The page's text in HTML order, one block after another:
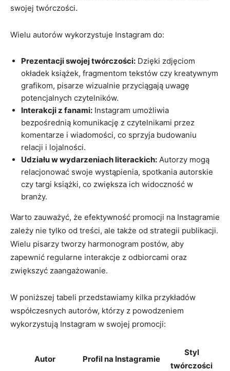
swojej twórczości.
Wielu autorów wykorzystuje Instagram do:
Prezentacji swojej twórczości: Dzięki zdjęciom
okładek książek, fragmentom tekstów czy kreatywnym
grafikom, pisarze wizualnie przyciągają uwagę
potencjalnych czytelników.
Interakcji z fanami: Instagram umożliwia
bezpośrednią komunikację z czytelnikami przez
komentarze i wiadomości, co sprzyja budowaniu
relacji i lojalności.
Udziału w wydarzeniach literackich: Autorzy mogą
relacjonować swoje wystąpienia, spotkania autorskie
czy targi książki, co zwiększa ich widoczność w
branży.
Warto zauważyć, że efektywność promocji na Instagramie
zależy nie tylko od treści, ale także od strategii publikacji.
Wielu pisarzy tworzy harmonogram postów, aby
zapewnić regularne interakcje z odbiorcami oraz
zwiększyć zaangażowanie.
W poniższej tabeli przedstawiamy kilka przykładów
współczesnych autorów, którzy z powodzeniem
wykorzystują Instagram w swojej promocji:
Autor Profil na Instagramie
Styl
twórczości